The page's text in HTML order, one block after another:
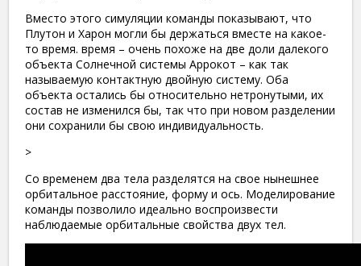
Вместо этого симуляции команды показывают, что
Плутон и Харон могли бы держаться вместе на какое-
то время. время – очень похоже на две доли далекого
объекта Солнечной системы Аррокот – как так
называемую контактную двойную систему. Оба
объекта остались бы относительно нетронутыми, их
состав не изменился бы, так что при новом разделении
они сохранили бы свою индивидуальность.
>
Со временем два тела разделятся на свое нынешнее
орбитальное расстояние, форму и ось. Моделирование
команды позволило идеально воспроизвести
наблюдаемые орбитальные свойства двух тел.